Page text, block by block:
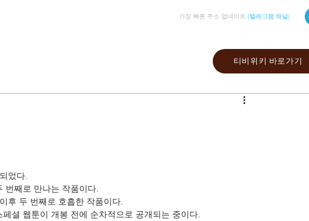
가장 빠른 주소 업데이트 (텔레그램 채널)
티비위키 바로가기
었다.
번째로 만나는 작품이다.
후 두 번째로 호흡한 작품이다.
셜 웹툰이 개봉 전에 순차적으로 공개되는 중이다.